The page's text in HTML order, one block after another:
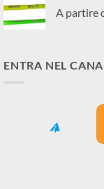
A partire
ENTRA NEL